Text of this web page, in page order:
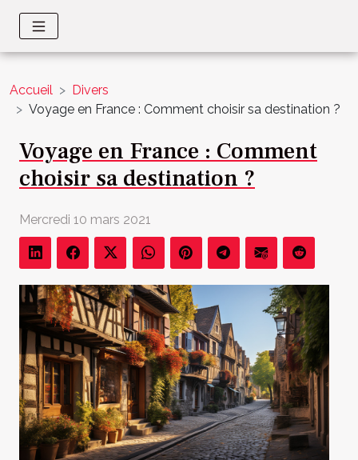
Accueil
Divers
Voyage en France : Comment choisir sa destination ?
Voyage en France : Comment
choisir sa destination ?
Mercredi 10 mars 2021